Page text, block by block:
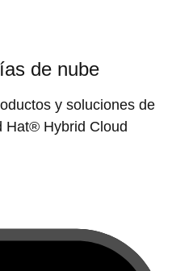
de nube
y soluciones de
Hat® Hybrid Cloud